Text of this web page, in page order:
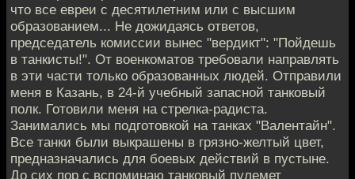
что все евреи с десятилетним или с высшим
образованием... Не дожидаясь ответов,
председатель комиссии вынес "вердикт": "Пойдешь
в танкисты!". От военкоматов требовали направлять
в эти части только образованных людей. Отправили
меня в Казань, в 24-й учебный запасной танковый
полк. Готовили меня на стрелка-радиста.
Занимались мы подготовкой на танках "Валентайн".
Все танки были выкрашены в грязно-желтый цвет,
предназначались для боевых действий в пустыне.
До сих пор с вспоминаю танковый пулемет